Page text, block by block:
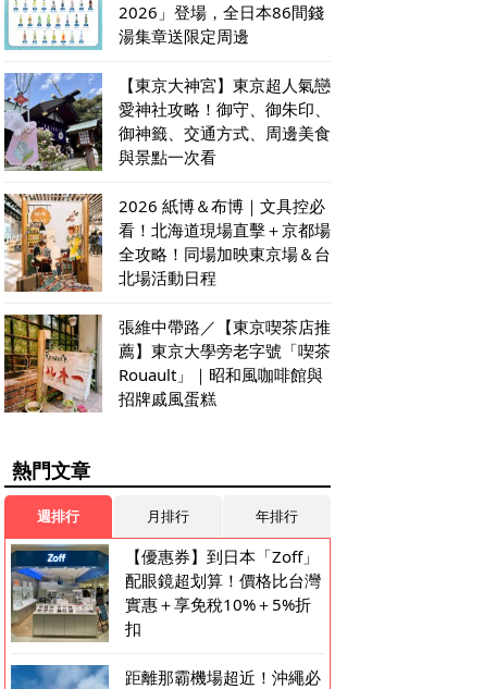
2026」登場，全日本86間錢
湯集章送限定周邊
【東京大神宮】東京超人氣戀
愛神社攻略！御守、御朱印、
御神籤、交通方式、周邊美食
與景點一次看
2026 紙博＆布博｜文具控必
看！北海道現場直擊＋京都場
全攻略！同場加映東京場＆台
北場活動日程
張維中帶路／【東京喫茶店推
薦】東京大學旁老字號「喫茶
Rouault」｜昭和風咖啡館與
招牌戚風蛋糕
熱門文章
週排行 月排行 年排行
【優惠券】到日本「Zoff」
配眼鏡超划算！價格比台灣
實惠＋享免稅10%＋5%折
扣
距離那霸機場超近！沖繩必